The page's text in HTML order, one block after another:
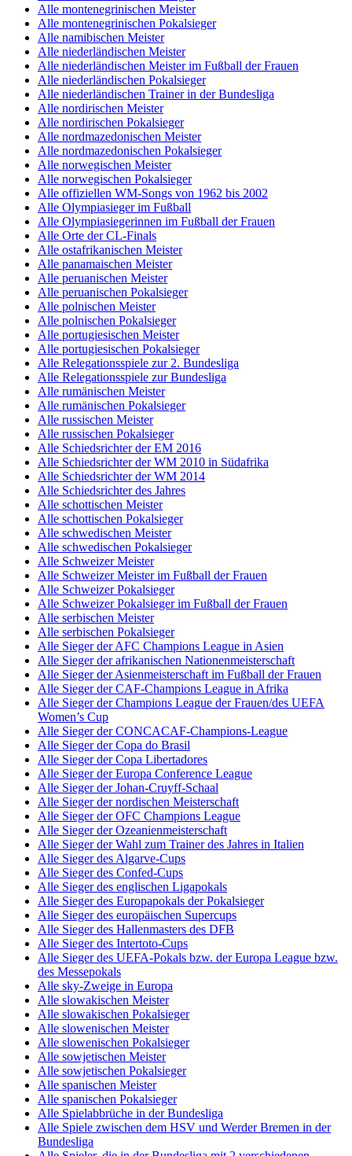
Alle montenegrinischen Meister
Alle montenegrinischen Pokalsieger
Alle namibischen Meister
Alle niederländischen Meister
Alle niederländischen Meister im Fußball der Frauen
Alle niederländischen Pokalsieger
Alle niederländischen Trainer in der Bundesliga
Alle nordirischen Meister
Alle nordirischen Pokalsieger
Alle nordmazedonischen Meister
Alle nordmazedonischen Pokalsieger
Alle norwegischen Meister
Alle norwegischen Pokalsieger
Alle offiziellen WM-Songs von 1962 bis 2002
Alle Olympiasieger im Fußball
Alle Olympiasiegerinnen im Fußball der Frauen
Alle Orte der CL-Finals
Alle ostafrikanischen Meister
Alle panamaischen Meister
Alle peruanischen Meister
Alle peruanischen Pokalsieger
Alle polnischen Meister
Alle polnischen Pokalsieger
Alle portugiesischen Meister
Alle portugiesischen Pokalsieger
Alle Relegationsspiele zur 2. Bundesliga
Alle Relegationsspiele zur Bundesliga
Alle rumänischen Meister
Alle rumänischen Pokalsieger
Alle russischen Meister
Alle russischen Pokalsieger
Alle Schiedsrichter der EM 2016
Alle Schiedsrichter der WM 2010 in Südafrika
Alle Schiedsrichter der WM 2014
Alle Schiedsrichter des Jahres
Alle schottischen Meister
Alle schottischen Pokalsieger
Alle schwedischen Meister
Alle schwedischen Pokalsieger
Alle Schweizer Meister
Alle Schweizer Meister im Fußball der Frauen
Alle Schweizer Pokalsieger
Alle Schweizer Pokalsieger im Fußball der Frauen
Alle serbischen Meister
Alle serbischen Pokalsieger
Alle Sieger der AFC Champions League in Asien
Alle Sieger der afrikanischen Nationenmeisterschaft
Alle Sieger der Asienmeisterschaft im Fußball der Frauen
Alle Sieger der CAF-Champions League in Afrika
Alle Sieger der Champions League der Frauen/des UEFA
Women’s Cup
Alle Sieger der CONCACAF-Champions-League
Alle Sieger der Copa do Brasil
Alle Sieger der Copa Libertadores
Alle Sieger der Europa Conference League
Alle Sieger der Johan-Cruyff-Schaal
Alle Sieger der nordischen Meisterschaft
Alle Sieger der OFC Champions League
Alle Sieger der Ozeanienmeisterschaft
Alle Sieger der Wahl zum Trainer des Jahres in Italien
Alle Sieger des Algarve-Cups
Alle Sieger des Confed-Cups
Alle Sieger des englischen Ligapokals
Alle Sieger des Europapokals der Pokalsieger
Alle Sieger des europäischen Supercups
Alle Sieger des Hallenmasters des DFB
Alle Sieger des Intertoto-Cups
Alle Sieger des UEFA-Pokals bzw. der Europa League bzw.
des Messepokals
Alle sky-Zweige in Europa
Alle slowakischen Meister
Alle slowakischen Pokalsieger
Alle slowenischen Meister
Alle slowenischen Pokalsieger
Alle sowjetischen Meister
Alle sowjetischen Pokalsieger
Alle spanischen Meister
Alle spanischen Pokalsieger
Alle Spielabbrüche in der Bundesliga
Alle Spiele zwischen dem HSV und Werder Bremen in der
Bundesliga